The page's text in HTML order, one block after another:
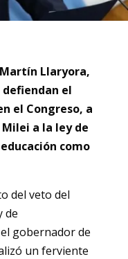
Llaryora,
el
el Congreso, a
a la ley de
como
del veto del
de
gobernador de
un ferviente